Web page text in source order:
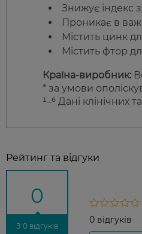
Знижує індекс
Проникає в
Містить цинк
Містить фтор
Країна-виробник:
* за умови
¹–⁶ Дані клінічних
Рейтинг та відгуки
0
З 0 відгуків
0 відгуків